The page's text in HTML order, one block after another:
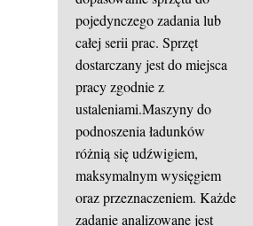
pojedynczego zadania lub
całej serii prac. Sprzęt
dostarczany jest do miejsca
pracy zgodnie z
ustaleniami.Maszyny do
podnoszenia ładunków
różnią się udźwigiem,
maksymalnym wysięgiem
oraz przeznaczeniem. Każde
zadanie analizowane jest